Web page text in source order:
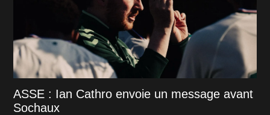
ASSE : Ian Cathro envoie un message avant
Sochaux